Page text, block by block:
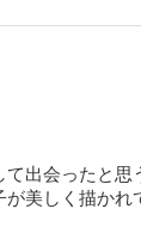
出会ったと思
美しく描かれ